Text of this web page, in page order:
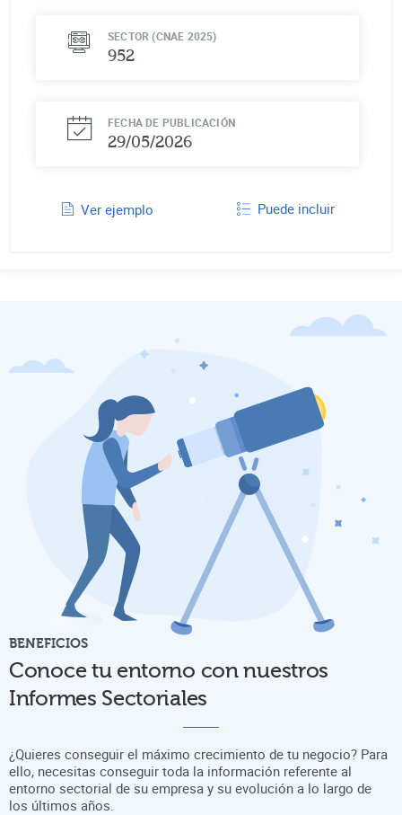
SECTOR (CNAE 2025)
952
FECHA DE PUBLICACIÓN
29/05/2026
Ver ejemplo Puede incluir
BENEFICIOS
Conoce tu entorno con nuestros
Informes Sectoriales
¿Quieres conseguir el máximo crecimiento de tu negocio? Para
ello, necesitas conseguir toda la información referente al
entorno sectorial de su empresa y su evolución a lo largo de
los últimos años.